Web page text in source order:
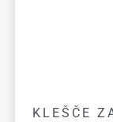
KLEŠČE